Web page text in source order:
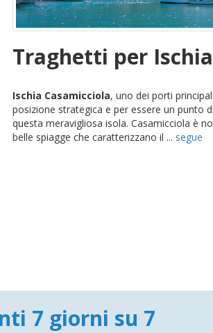
Traghetti per
Ischia Casamicciola, uno dei porti
posizione strategica e per essere un punto
questa meravigliosa isola. Casamicciola è
belle spiagge che caratterizzano il ... segue
7 giorni su 7